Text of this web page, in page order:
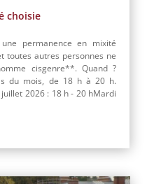
choisie
permanence en mixité
toutes autres personnes ne
cisgenre**. Quand ?
du mois, de 18 h à 20 h.
2026 : 18 h - 20 hMardi